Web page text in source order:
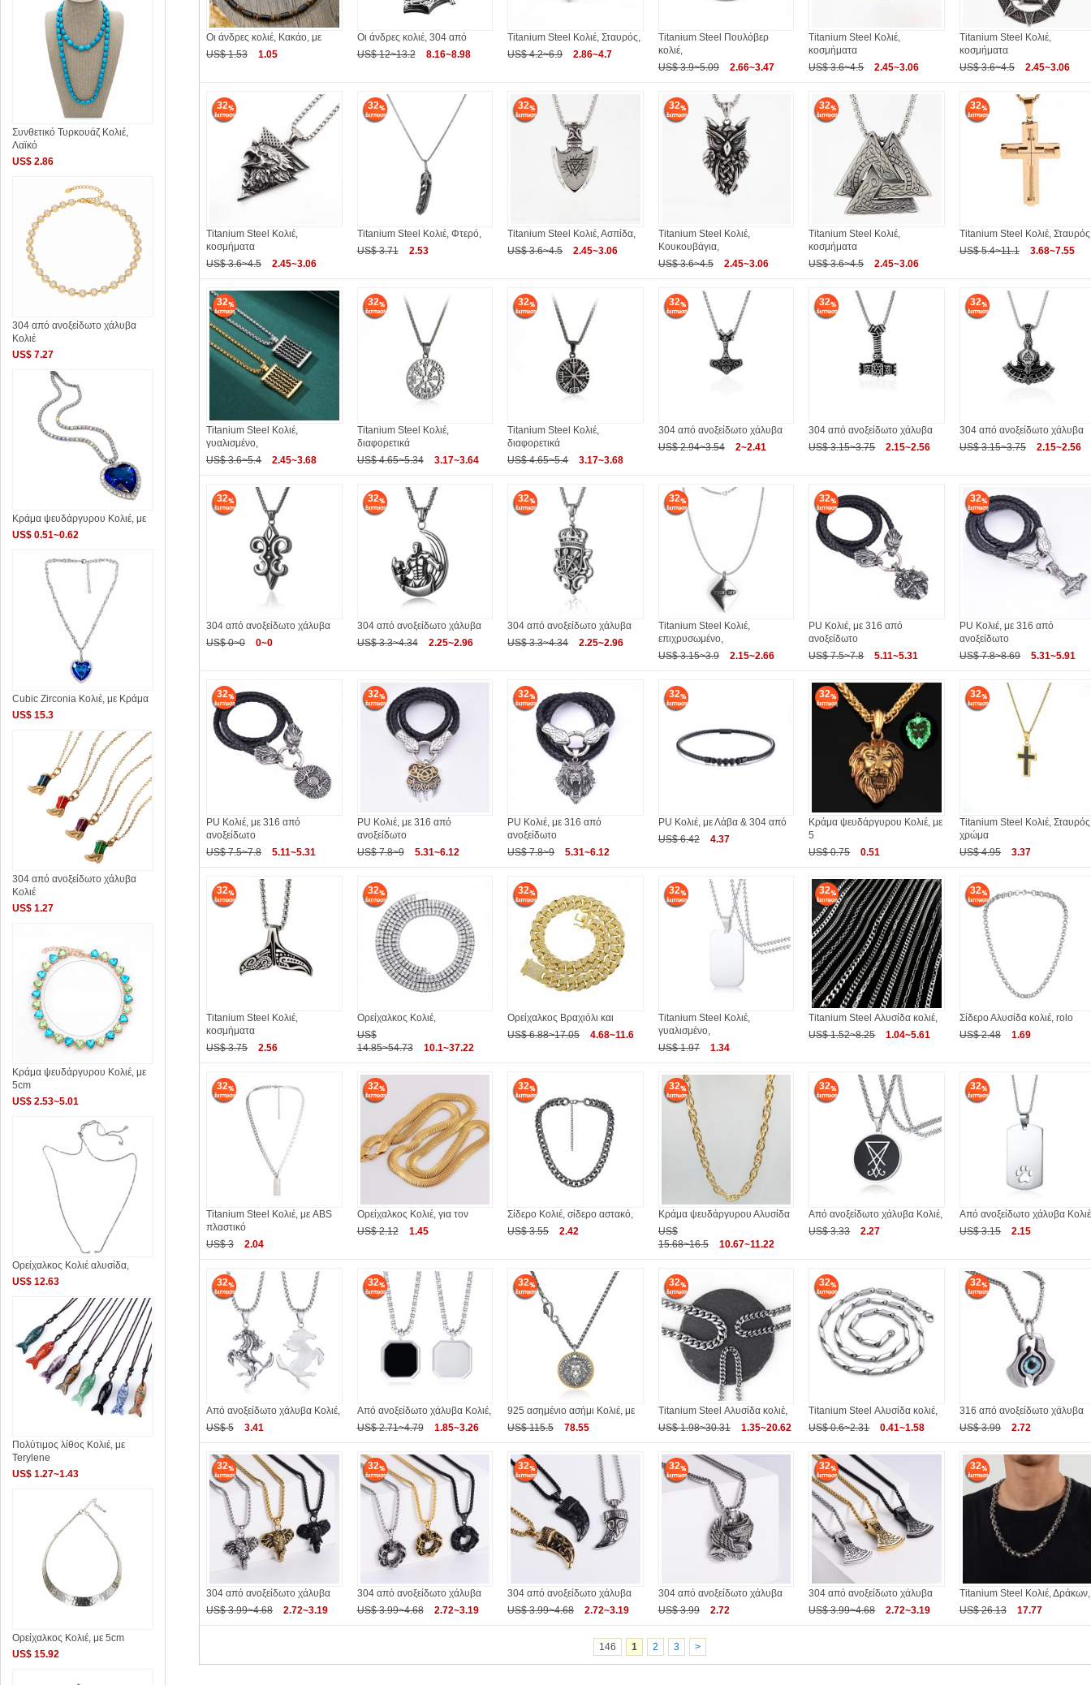
Οι άνδρες κολιέ, Κακάο, με
US$ 1.53
1.05
Οι άνδρες κολιέ, 304 από
US$ 12~13.2
8.16~8.98
Titanium Steel Κολιέ, Σταυρός,
US$ 4.2~6.9
2.86~4.7
Titanium Steel Πουλόβερ
κολιέ,
US$ 3.9~5.09
2.66~3.47
Titanium Steel Κολιέ,
κοσμήματα
US$ 3.6~4.5
2.45~3.06
Titanium Steel Κολιέ,
κοσμήματα
US$ 3.6~4.5
2.45~3.06
32
Titanium Steel Κολιέ,
κοσμήματα
US$ 3.6~4.5
2.45~3.06
32
Titanium Steel Κολιέ, Φτερό,
US$ 3.71
2.53
32
Titanium Steel Κολιέ, Ασπίδα,
US$ 3.6~4.5
2.45~3.06
32
Titanium Steel Κολιέ,
Κουκουβάγια,
US$ 3.6~4.5
2.45~3.06
32
Titanium Steel Κολιέ,
κοσμήματα
US$ 3.6~4.5
2.45~3.06
32
Titanium Steel Κολιέ,
US$ 5.4~11.1
3.68~7.55
32
Titanium Steel Κολιέ,
γυαλισμένο,
US$ 3.6~5.4
2.45~3.68
32
Titanium Steel Κολιέ,
διαφορετικά
US$ 4.65~5.34
3.17~3.64
32
Titanium Steel Κολιέ,
διαφορετικά
US$ 4.65~5.4
3.17~3.68
32
304 από ανοξείδωτο χάλυβα
US$ 2.94~3.54
2~2.41
32
304 από ανοξείδωτο χάλυβα
US$ 3.15~3.75
2.15~2.56
32
304 από ανοξείδωτο χάλυβα
US$ 3.15~3.75
2.15~2.56
32
304 από ανοξείδωτο χάλυβα
US$ 0~0
0~0
32
304 από ανοξείδωτο χάλυβα
US$ 3.3~4.34
2.25~2.96
32
304 από ανοξείδωτο χάλυβα
US$ 3.3~4.34
2.25~2.96
32
Titanium Steel Κολιέ,
επιχρυσωμένο,
US$ 3.15~3.9
2.15~2.66
32
PU Κολιέ, με 316 από
ανοξείδωτο
US$ 7.5~7.8
5.11~5.31
32
PU Κολιέ, με 316 από
ανοξείδωτο
US$ 7.8~8.69
5.31~5.91
32
PU Κολιέ, με 316 από
ανοξείδωτο
US$ 7.5~7.8
5.11~5.31
32
PU Κολιέ, με 316 από
ανοξείδωτο
US$ 7.8~9
5.31~6.12
32
PU Κολιέ, με 316 από
ανοξείδωτο
US$ 7.8~9
5.31~6.12
32
PU Κολιέ, με Λάβα & 304 από
US$ 6.42
4.37
32
Κράμα ψευδάργυρου Κολιέ, με
5
US$ 0.75
0.51
32
Titanium Steel Κολιέ,
χρώμα
US$ 4.95
3.37
32
Titanium Steel Κολιέ,
κοσμήματα
US$ 3.75
2.56
32
Ορείχαλκος Κολιέ,
US$
14.85~54.73
10.1~37.22
32
Ορείχαλκος Βραχιόλι και
US$ 6.88~17.05
4.68~11.6
32
Titanium Steel Κολιέ,
γυαλισμένο,
US$ 1.97
1.34
32
Titanium Steel Αλυσίδα κολιέ,
US$ 1.52~8.25
1.04~5.61
32
Σίδερο Αλυσίδα κολιέ, rolo
US$ 2.48
1.69
32
Titanium Steel Κολιέ, με ABS
πλαστικό
US$ 3
2.04
32
Ορείχαλκος Κολιέ, για τον
US$ 2.12
1.45
32
Σίδερο Κολιέ, σίδερο αστακό,
US$ 3.55
2.42
32
Κράμα ψευδάργυρου Αλυσίδα
US$
15.68~16.5
10.67~11.22
32
Από ανοξείδωτο χάλυβα Κολιέ,
US$ 3.33
2.27
32
Από ανοξείδωτο χάλυβα
US$ 3.15
2.15
32
Από ανοξείδωτο χάλυβα Κολιέ,
US$ 5
3.41
32
Από ανοξείδωτο χάλυβα Κολιέ,
US$ 2.71~4.79
1.85~3.26
32
925 ασημένιο ασήμι Κολιέ, με
US$ 115.5
78.55
32
Titanium Steel Αλυσίδα κολιέ,
US$ 1.98~30.31
1.35~20.62
32
Titanium Steel Αλυσίδα κολιέ,
US$ 0.6~2.31
0.41~1.58
32
316 από ανοξείδωτο χάλυβα
US$ 3.99
2.72
32
304 από ανοξείδωτο χάλυβα
US$ 3.99~4.68
2.72~3.19
32
304 από ανοξείδωτο χάλυβα
US$ 3.99~4.68
2.72~3.19
32
304 από ανοξείδωτο χάλυβα
US$ 3.99~4.68
2.72~3.19
32
304 από ανοξείδωτο χάλυβα
US$ 3.99
2.72
32
304 από ανοξείδωτο χάλυβα
US$ 3.99~4.68
2.72~3.19
32
Titanium Steel Κολιέ, Δράκων,
US$ 26.13
17.77
146 1 2 3 >
Συνθετικό Τυρκουάζ Κολιέ,
Λαϊκό
US$ 2.86
304 από ανοξείδωτο χάλυβα
Κολιέ
US$ 7.27
Κράμα ψευδάργυρου Κολιέ, με
US$ 0.51~0.62
Cubic Zirconia Κολιέ, με Κράμα
US$ 15.3
304 από ανοξείδωτο χάλυβα
Κολιέ
US$ 1.27
Κράμα ψευδάργυρου Κολιέ, με
5cm
US$ 2.53~5.01
Ορείχαλκος Κολιέ αλυσίδα,
US$ 12.63
Πολύτιμος λίθος Κολιέ, με
Terylene
US$ 1.27~1.43
Ορείχαλκος Κολιέ, με 5cm
US$ 15.92